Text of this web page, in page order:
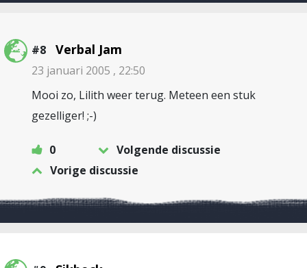
#8 Verbal Jam
23 januari 2005 , 22:50
Mooi zo, Lilith weer terug. Meteen een stuk
gezelliger! ;-)
0
Volgende discussie
Vorige discussie